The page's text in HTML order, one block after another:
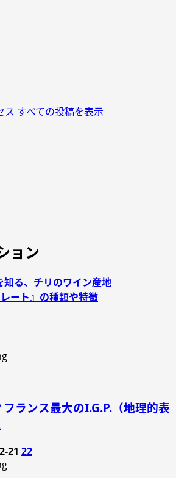
ス すべての投稿を表示
ョン
知る、チリのワイン産地
ート』の種類や特徴
ランス最大のI.G.P.（地理的表
21 22